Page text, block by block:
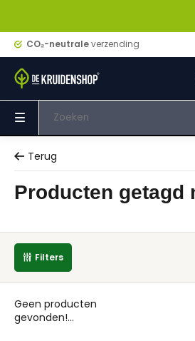
CO₂-neutraleverzending
Terug
Producten getagd
Filters
Geen producten
gevonden!...